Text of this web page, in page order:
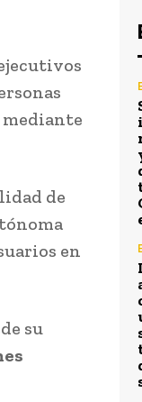
mediante
de
en
su